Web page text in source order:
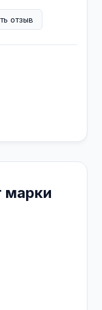
отзыв
марки